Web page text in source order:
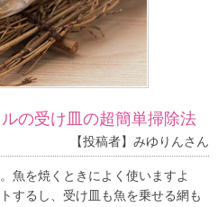
の受け皿の超簡単掃除法
【投稿者】みゆりんさん
魚を焼くときによく使いますよ
するし、受け皿も魚を乗せる網も